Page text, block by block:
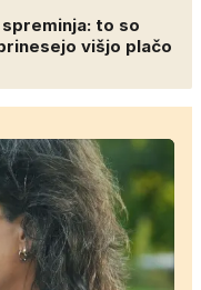
to so
višjo plačo